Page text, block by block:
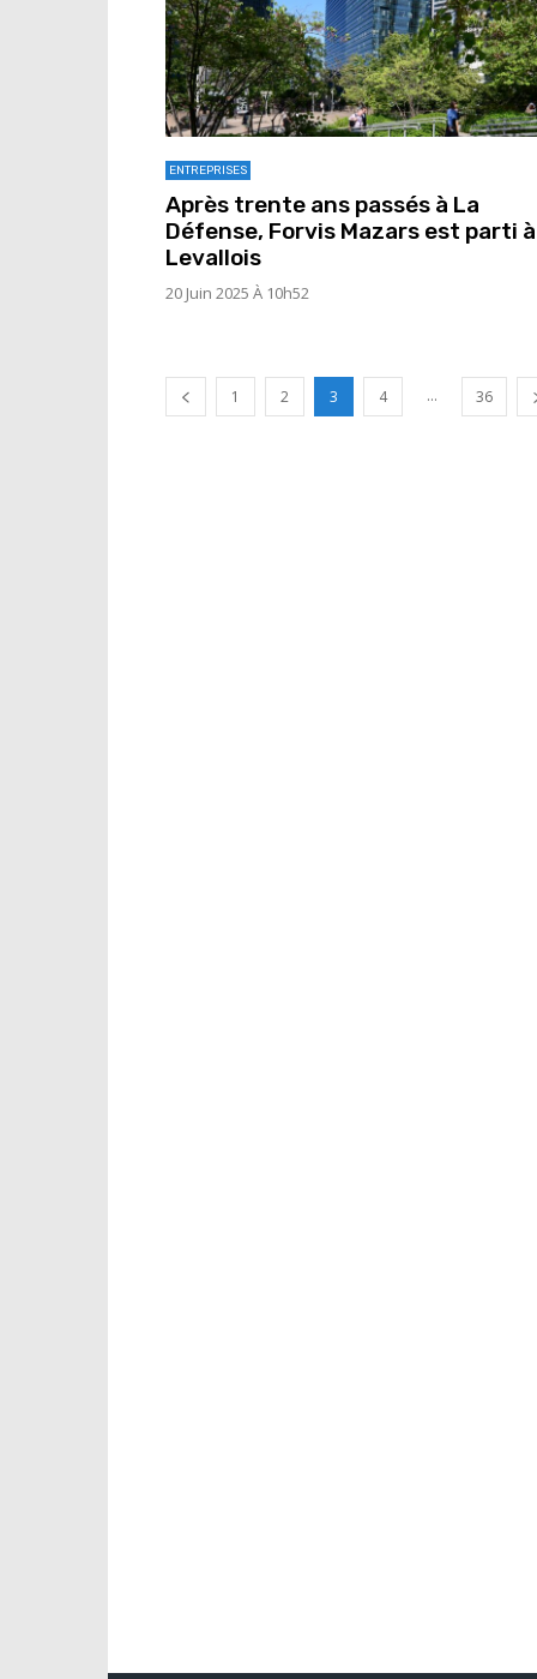
ENTREPRISES
Après trente ans passés à La
Défense, Forvis Mazars est parti à
Levallois
20 Juin 2025 À 10h52
1 2 3 4 ... 36